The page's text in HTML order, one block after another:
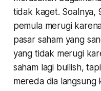
tidak kaget. Soalnya,
pemula merugi
pasar saham yang
yang tidak merugi
saham lagi bullish,
mereda dia langsung